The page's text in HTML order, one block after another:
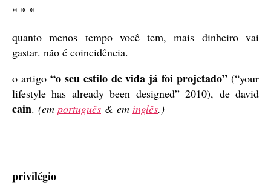
* * *
quanto menos tempo você tem, mais dinheiro vai
gastar. não é coincidência.
o artigo “o seu estilo de vida já foi projetado” (“your
lifestyle has already been designed” 2010), de david
cain. (em português & em inglês.)
privilégio